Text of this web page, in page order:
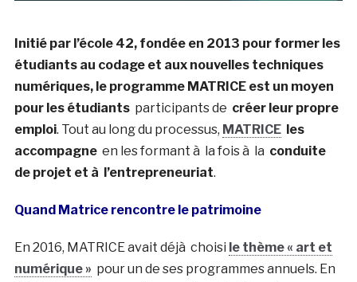
Initié par l’école 42, fondée en 2013 pour former les
étudiants au codage et aux nouvelles techniques
numériques, le programme MATRICE est un moyen
pour les étudiantsparticipants de créer leur propre
emploi. Tout au long du processus, MATRICEles
accompagneen les formant à la fois à la conduite
de projet et à l’entrepreneuriat.
Quand Matrice rencontre le patrimoine
En 2016, MATRICE avait déjà choisi le thème « art et
numérique » pour un de ses programmes annuels. En